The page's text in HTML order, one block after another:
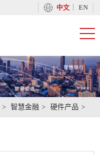
中文丨 EN
智慧金融 硬件产品